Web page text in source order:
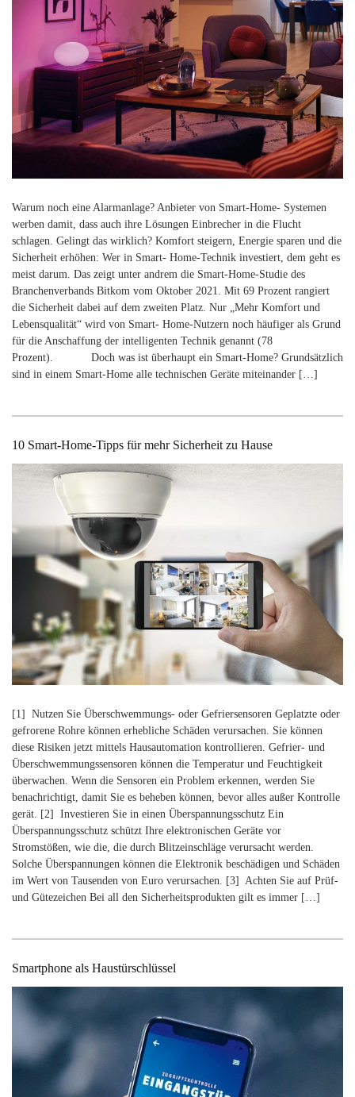
Warum noch eine Alarmanlage? Anbieter von Smart-Home- Systemen
werben damit, dass auch ihre Lösungen Einbrecher in die Flucht
schlagen. Gelingt das wirklich? Komfort steigern, Energie sparen und die
Sicherheit erhöhen: Wer in Smart- Home-Technik investiert, dem geht es
meist darum. Das zeigt unter andrem die Smart-Home-Studie des
Branchenverbands Bitkom vom Oktober 2021. Mit 69 Prozent rangiert
die Sicherheit dabei auf dem zweiten Platz. Nur „Mehr Komfort und
Lebensqualität“ wird von Smart- Home-Nutzern noch häufiger als Grund
für die Anschaffung der intelligenten Technik genannt (78
Prozent). Doch was ist überhaupt ein Smart-Home? Grundsätzlich
sind in einem Smart-Home alle technischen Geräte miteinander […]
10 Smart-Home-Tipps für mehr Sicherheit zu Hause
[1] Nutzen Sie Überschwemmungs- oder Gefriersensoren Geplatzte oder
gefrorene Rohre können erhebliche Schäden verursachen. Sie können
diese Risiken jetzt mittels Hausautomation kontrollieren. Gefrier- und
Überschwemmungssensoren können die Temperatur und Feuchtigkeit
überwachen. Wenn die Sensoren ein Problem erkennen, werden Sie
benachrichtigt, damit Sie es beheben können, bevor alles außer Kontrolle
gerät. [2] Investieren Sie in einen Überspannungsschutz Ein
Überspannungsschutz schützt Ihre elektronischen Geräte vor
Stromstößen, wie die, die durch Blitzeinschläge verursacht werden.
Solche Überspannungen können die Elektronik beschädigen und Schäden
im Wert von Tausenden von Euro verursachen. [3] Achten Sie auf Prüf-
und Gütezeichen Bei all den Sicherheitsprodukten gilt es immer […]
Smartphone als Haustürschlüssel